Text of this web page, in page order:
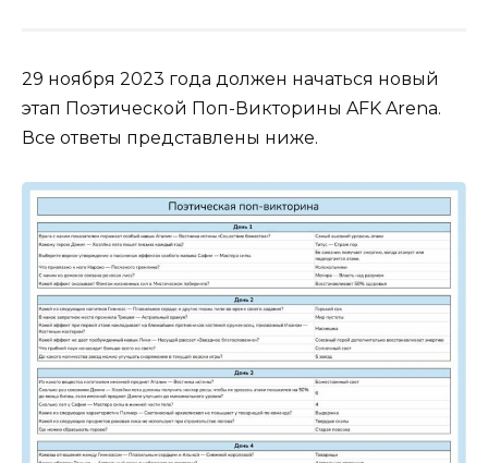
29 ноября 2023 года должен начаться новый
этап Поэтической Поп-Викторины AFK Arena.
Все ответы представлены ниже.